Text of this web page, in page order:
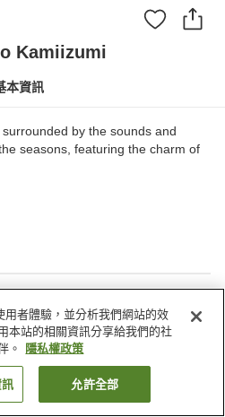
Kamiizumi
本資訊
by the sounds and
seasons, featuring the charm of
自動販賣機
露天浴池（溫泉）
町 Fuyuzakura no Yado Kamiizumi
找客房
者體驗，並分析我們網站的效
本站的相關資訊分享給我們的社
。
隱私權政策
允許全部